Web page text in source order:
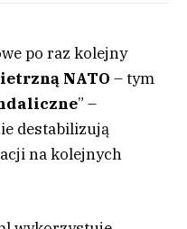
po raz kolejny
NATO – tym
” –
destabilizują
na kolejnych